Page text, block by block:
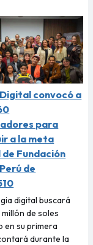
convocó a
para
a la meta
Fundación
de
digital buscará
de soles
en su primera
durante la